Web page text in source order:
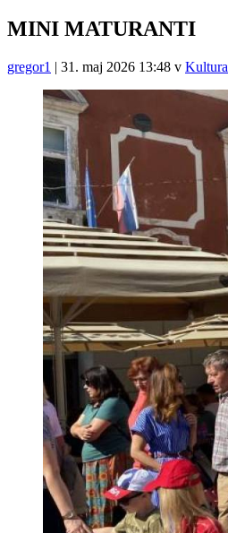
MINI MATURANTI
gregor1 | 31. maj 2026 13:48 v Kultura